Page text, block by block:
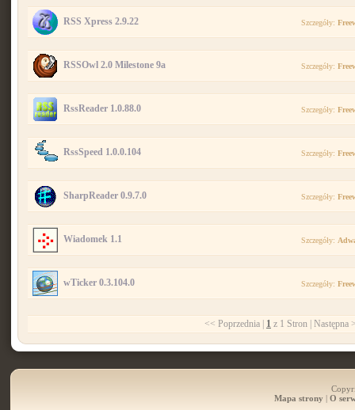
RSS Xpress 2.9.22 Szczegóły:
RSSOwl 2.0 Milestone 9a Szczegóły:
RssReader 1.0.88.0 Szczegóły:
RssSpeed 1.0.0.104 Szczegóły:
SharpReader 0.9.7.0 Szczegóły:
Wiadomek 1.1 Szczegóły:
wTicker 0.3.104.0 Szczegóły:
<< Poprzednia | 1 z 1 Stron | Następna
Mapa strony | O